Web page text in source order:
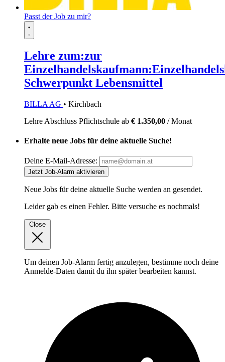
Passt der Job zu mir?
Lehre zum:zur
Schwerpunkt Lebensmittel
BILLA AG • Kirchbach
Lehre Abschluss Pflichtschule ab € 1.350,00 / Monat
Erhalte neue Jobs für deine aktuelle Suche!
Deine E-Mail-Adresse:
Jetzt Job-Alarm aktivieren
Neue Jobs für deine aktuelle Suche werden an gesendet.
Leider gab es einen Fehler. Bitte versuche es nochmals!
Close
Um deinen Job-Alarm fertig anzulegen, bestimme noch deine
Anmelde-Daten damit du ihn später bearbeiten kannst.